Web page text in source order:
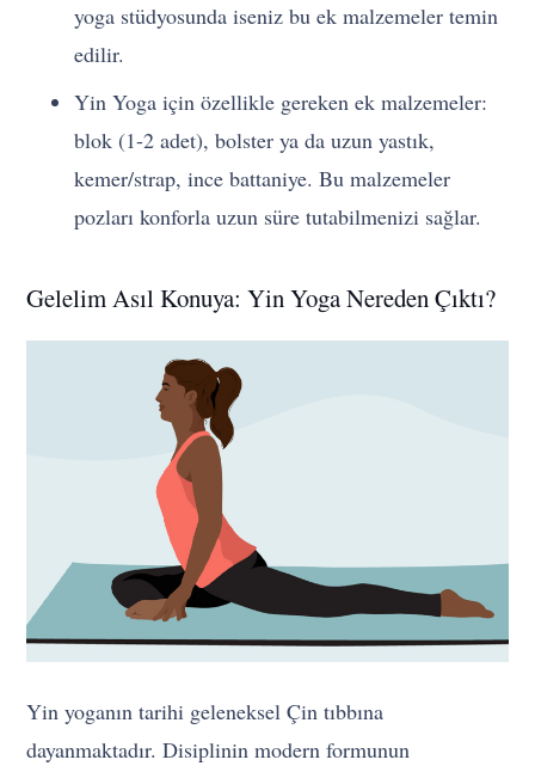
yoga stüdyosunda iseniz bu ek malzemeler temin
edilir.
Yin Yoga için özellikle gereken ek malzemeler:
blok (1-2 adet), bolster ya da uzun yastık,
kemer/strap, ince battaniye. Bu malzemeler
pozları konforla uzun süre tutabilmenizi sağlar.
Gelelim Asıl Konuya: Yin Yoga Nereden Çıktı?
Yin yoganın tarihi geleneksel Çin tıbbına
dayanmaktadır. Disiplinin modern formunun